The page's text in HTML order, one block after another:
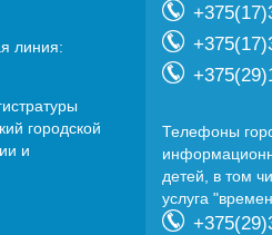
линия:
городской
и
Телефоны
детей, в том
услуга